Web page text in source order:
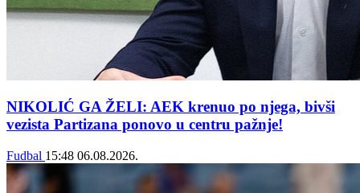
NIKOLIĆ GA ŽELI: AEK krenuo po njega, bivši
vezista Partizana ponovo u centru pažnje!
Fudbal 15:48 06.08.2026.